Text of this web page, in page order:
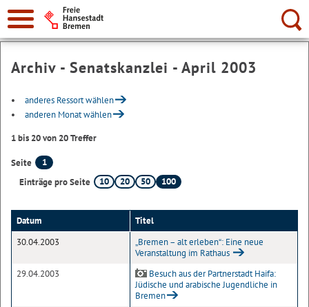
Suche:
Archiv - Senatskanzlei - April 2003
anderes Ressort wählen
anderen Monat wählen
1 bis 20 von 20 Treffer
Seite
1
Einträge pro Seite
10 20 50 100
Datum
Titel
30.04.2003
„Bremen – alt erleben“: Eine neue
Veranstaltung im Rathaus
29.04.2003
Besuch aus der Partnerstadt Haifa:
Jüdische und arabische Jugendliche in
Bremen